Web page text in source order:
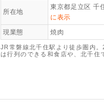
所在地
東京都足立区 千
に表示
現業態 焼肉
JR常磐線北千住駅より徒歩圏内
は行列のできる和食店や、北千住
見込める物件です。厨房機器は
が一式残った状態でのお引渡し